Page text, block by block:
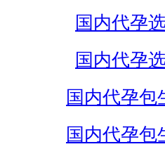
国内代孕
国内代孕
国内代孕包
国内代孕包